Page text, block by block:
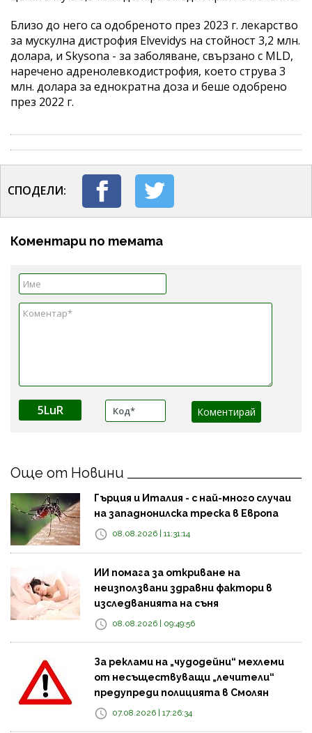
Близо до него са одобреното през 2023 г. лекарство
за мускулна дистрофия Elvevidys на стойност 3,2 млн.
долара, и Skysona - за заболяване, свързано с MLD,
наречено адренолевкодистрофия, което струва 3
млн. долара за еднократна доза и беше одобрено
през 2022 г.
СПОДЕЛИ:
Коментари по темата
5LuR
Още от Новини
Гърция и Италия - с най-много случаи
на западнонилска треска в Европа
08.08.2026 | 11:31:14
ИИ помага за откриване на
неизползвани здравни фактори в
изследванията на съня
08.08.2026 | 09:49:56
За реклами на „чудодейни“ мехлеми
от несъществуващи „лечители“
предупреди полицията в Смолян
07.08.2026 | 17:26:34